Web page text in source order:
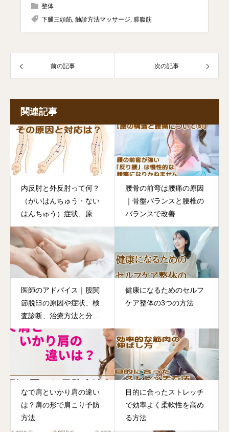
整体
下腿三頭筋, 触診方法マッサージ, 腓腹筋
前の記事 次の記事
関連記事
内反肘と外反肘って何？
（がいはんちゅう・ない
はんちゅう）症状、原因
と対処方法
腰骨の前弯は腰痛の原因
｜骨盤バランスと腰椎の
バランスで改善
医師のアドバイス｜股関
節脱臼の原因や症状、検
査診断、治療方法と分類
とは
健康になるためのセルフ
ケア整体の3つの方法
なで肩といかり肩の違い
は？肩の形で肩こり予防
方法
目的に合ったストレッチ
で効率よく柔軟性を高め
る方法